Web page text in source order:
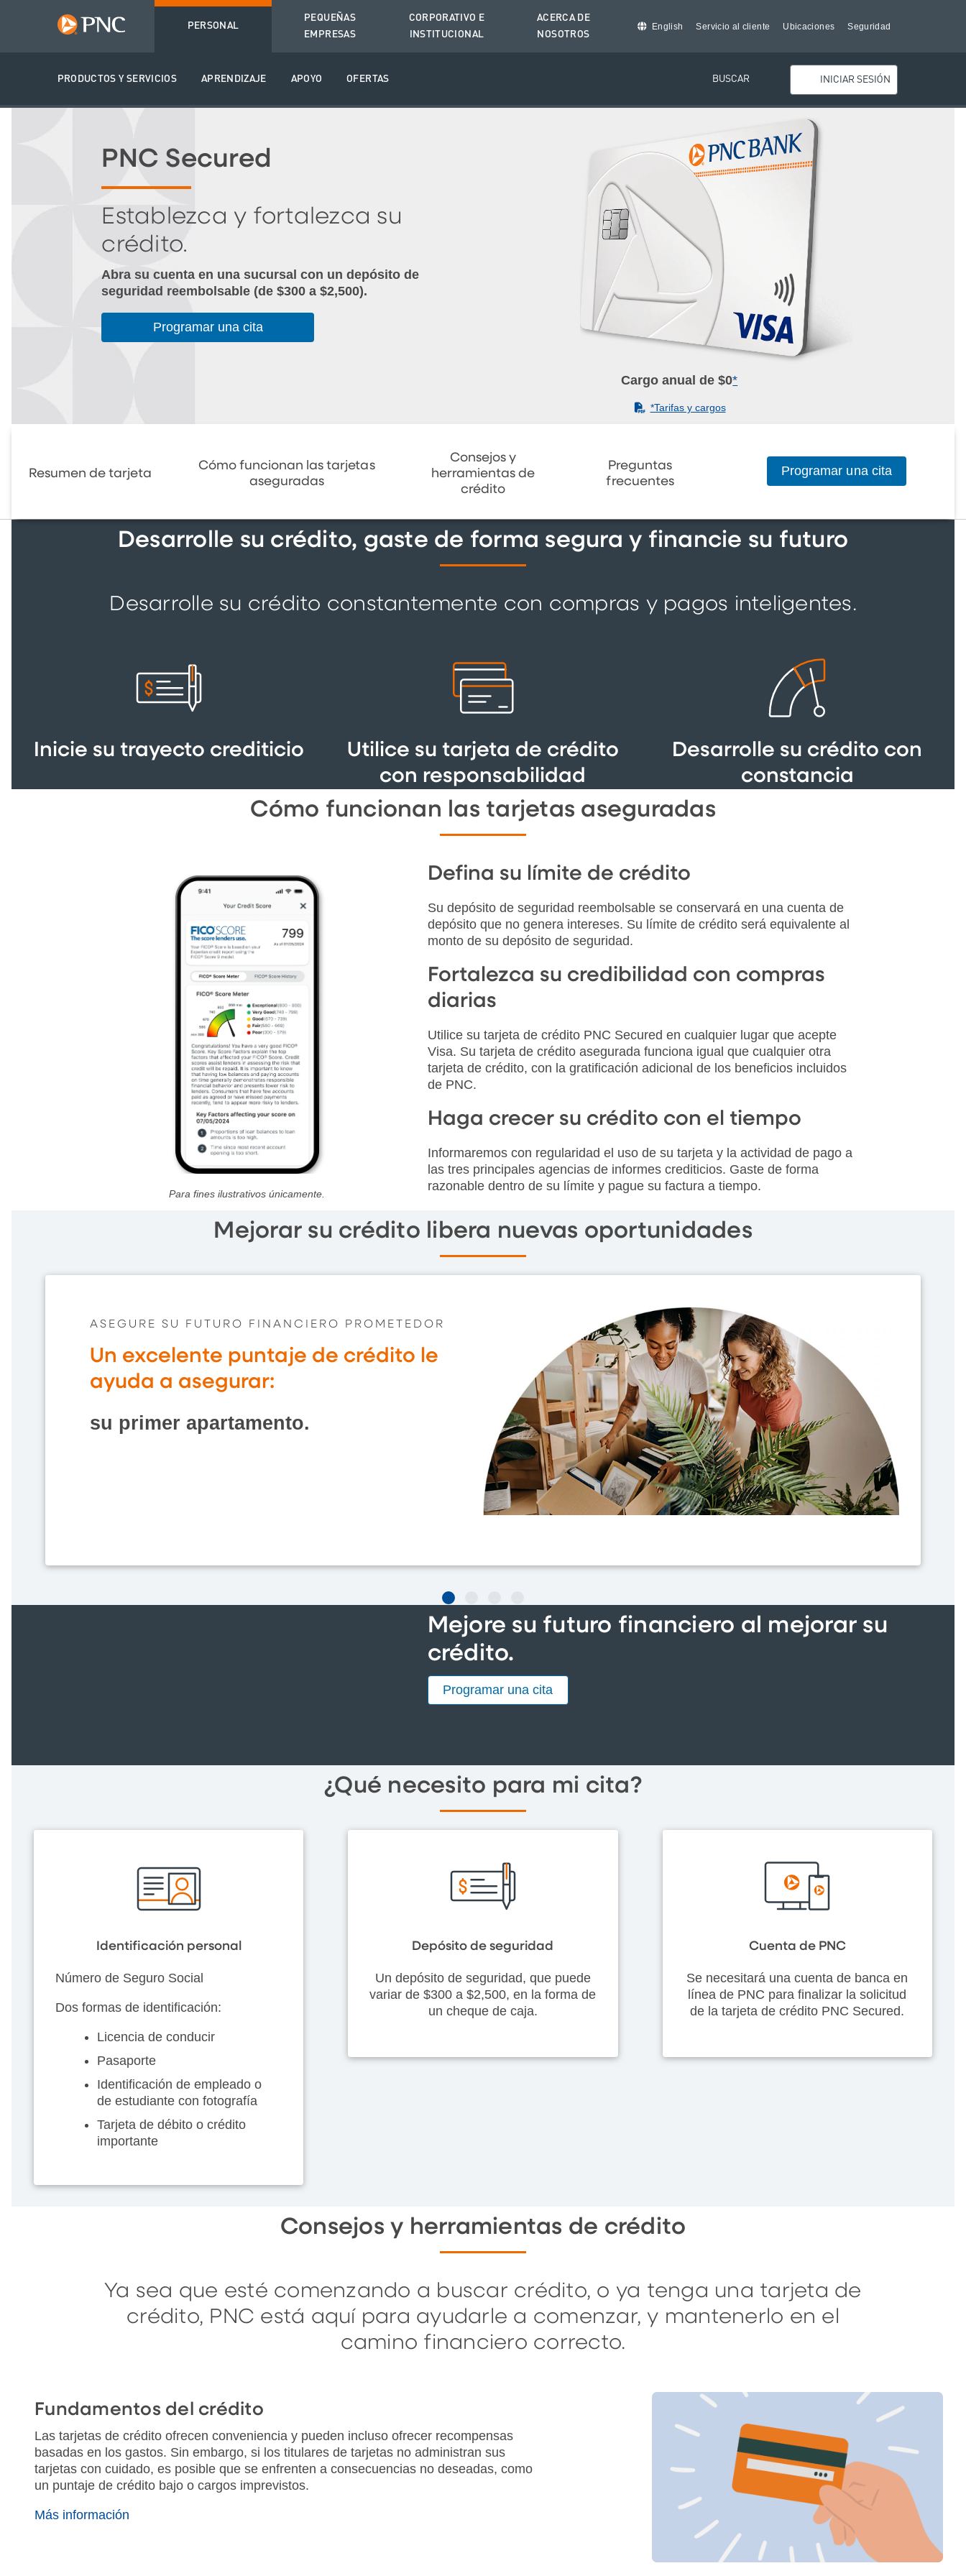
PERSONAL
PRODUCTOS Y SERVICIOS APRENDIZAJE APOYO OFERTAS
PEQUEÑAS
EMPRESAS
CORPORATIVO E
INSTITUCIONAL
ACERCA DE
NOSOTROS
English Servicio al cliente Ubicaciones Seguridad
BUSCAR INICIAR SESIÓN
PNC Secured
Establezca y fortalezca su
crédito.
Abra su cuenta en una sucursal con un depósito de
seguridad reembolsable (de $300 a $2,500).
Programar una cita
Cargo anual de $0*
(PDF)
*Tarifas y cargos
Resumen de tarjeta
Cómo funcionan las tarjetas
aseguradas
Consejos y
herramientas de
crédito
Preguntas
frecuentes
Programar una cita
Desarrolle su crédito, gaste de forma segura y financie su futuro
Desarrolle su crédito constantemente con compras y pagos inteligentes.
Inicie su trayecto crediticio
Utilice su tarjeta de crédito
con responsabilidad
Desarrolle su crédito con
constancia
Cómo funcionan las tarjetas aseguradas
Para fines ilustrativos únicamente.
Defina su límite de crédito
Su depósito de seguridad reembolsable se conservará en una cuenta de
depósito que no genera intereses. Su límite de crédito será equivalente al
monto de su depósito de seguridad.
Fortalezca su credibilidad con compras
diarias
Utilice su tarjeta de crédito PNC Secured en cualquier lugar que acepte
Visa. Su tarjeta de crédito asegurada funciona igual que cualquier otra
tarjeta de crédito, con la gratificación adicional de los beneficios incluidos
de PNC.
Haga crecer su crédito con el tiempo
Informaremos con regularidad el uso de su tarjeta y la actividad de pago a
las tres principales agencias de informes crediticios. Gaste de forma
razonable dentro de su límite y pague su factura a tiempo.
Mejorar su crédito libera nuevas oportunidades
ASEGURE SU FUTURO FINANCIERO PROMETEDOR
Un excelente puntaje de crédito le
ayuda a asegurar:
su primer apartamento.
Mejore su futuro financiero al mejorar su
crédito.
Programar una cita
¿Qué necesito para mi cita?
Identificación personal
Número de Seguro Social
Dos formas de identificación:
Licencia de conducir
Pasaporte
Identificación de empleado o
de estudiante con fotografía
Tarjeta de débito o crédito
importante
Depósito de seguridad
Un depósito de seguridad, que puede
variar de $300 a $2,500, en la forma de
un cheque de caja.
Cuenta de PNC
Se necesitará una cuenta de banca en
línea de PNC para finalizar la solicitud
de la tarjeta de crédito PNC Secured.
Consejos y herramientas de crédito
Ya sea que esté comenzando a buscar crédito, o ya tenga una tarjeta de
crédito, PNC está aquí para ayudarle a comenzar, y mantenerlo en el
camino financiero correcto.
Fundamentos del crédito
Las tarjetas de crédito ofrecen conveniencia y pueden incluso ofrecer recompensas
basadas en los gastos. Sin embargo, si los titulares de tarjetas no administran sus
tarjetas con cuidado, es posible que se enfrenten a consecuencias no deseadas, como
un puntaje de crédito bajo o cargos imprevistos.
Más información